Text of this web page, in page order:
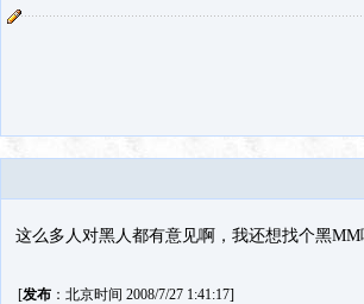
这么多人对黑人都有意见啊，我还想找个黑MM
[发布：北京时间 2008/7/27 1:41:17]